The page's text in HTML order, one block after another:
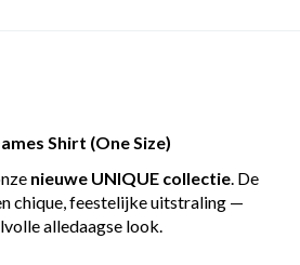
Shirt (One Size)
nieuwe UNIQUE collectie. De
chique, feestelijke uitstraling —
alledaagse look.